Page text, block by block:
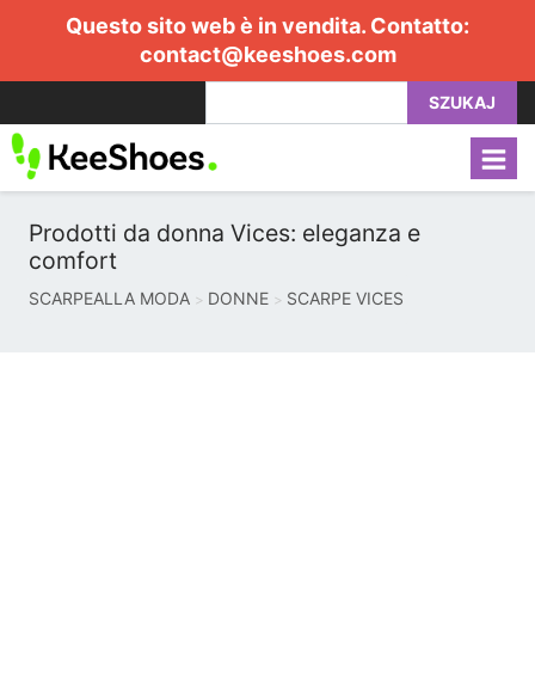
Questo sito web è in vendita. Contatto:
contact@keeshoes.com
SZUKAJ
Prodotti da donna Vices: eleganza e
comfort
SCARPEALLA MODA DONNE SCARPE VICES